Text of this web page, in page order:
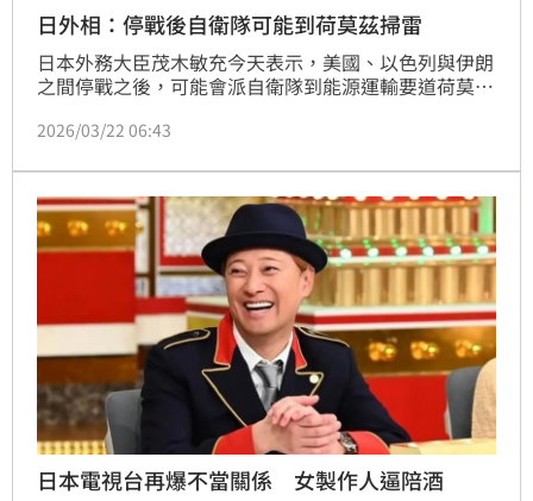
日外相：停戰後自衛隊可能到荷莫茲掃雷
日本外務大臣茂木敏充今天表示，美國、以色列與伊朗
之間停戰之後，可能會派自衛隊到能源運輸要道荷莫茲
2026/03/22 06:43
日本電視台再爆不當關係 女製作人逼陪酒